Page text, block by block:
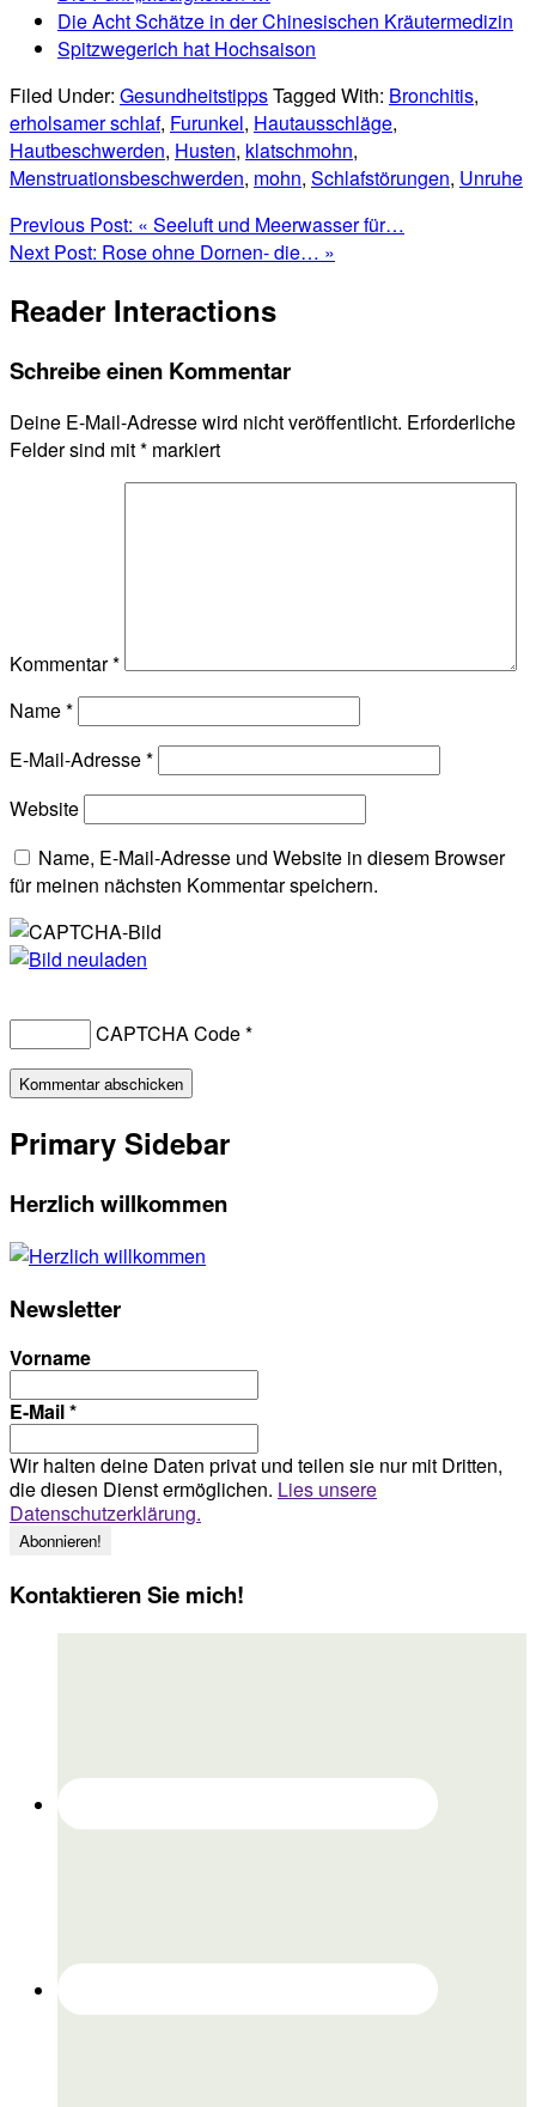
Die Acht Schätze in der Chinesischen Kräutermedizin
Spitzwegerich hat Hochsaison
Filed Under: GesundheitstippsTagged With: Bronchitis,
erholsamer schlaf, Furunkel, Hautausschläge,
Hautbeschwerden, Husten, klatschmohn,
Menstruationsbeschwerden, mohn, Schlafstörungen, Unruhe
Previous Post: « Seeluft und Meerwasser für…
Next Post: Rose ohne Dornen- die… »
Reader Interactions
Schreibe einen Kommentar
Deine E-Mail-Adresse wird nicht veröffentlicht. Erforderliche
Felder sind mit* markiert
Kommentar*
Name*
E-Mail-Adresse*
Website
Name, E-Mail-Adresse und Website in diesem Browser
für meinen nächsten Kommentar speichern.
CAPTCHA Code*
Primary Sidebar
Herzlich willkommen
Newsletter
Vorname
E-Mail*
Wir halten deine Daten privat und teilen sie nur mit Dritten,
die diesen Dienst ermöglichen. Lies unsere
Datenschutzerklärung.
Kontaktieren Sie mich!